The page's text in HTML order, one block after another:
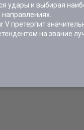
удары и выбирая
претерпит
на звание